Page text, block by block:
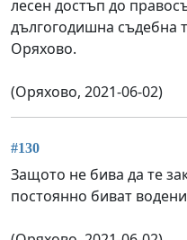
лесен достъп до
дългогодишна съдебна
Оряхово.
(Оряхово, 2021-06-02)
#130
Защото не бива да те
постоянно биват